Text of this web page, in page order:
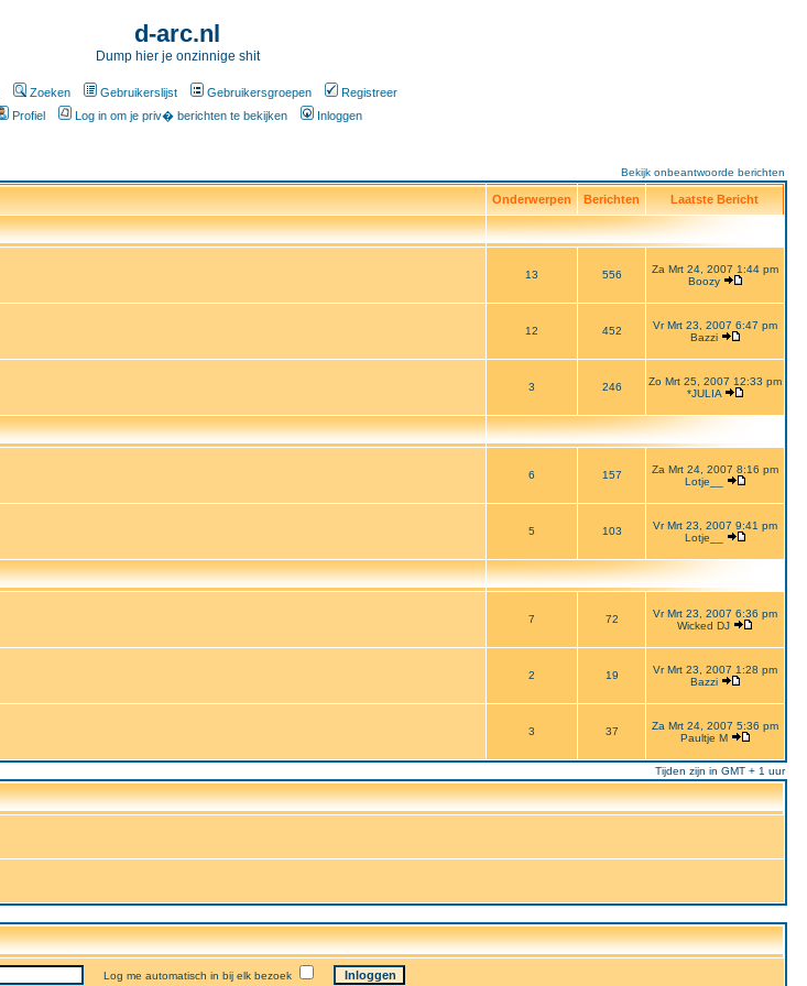
d-arc.nl
Dump hier je onzinnige shit
Zoeken Gebruikerslijst Gebruikersgroepen
Registreer
Profiel
Log in om je priv� berichten te bekijken Inloggen
Bekijk onbeantwoorde berichten
Onderwerpen Berichten Laatste Bericht
13 556
Za Mrt 24, 2007 1:44 pm
Boozy
12 452
Vr Mrt 23, 2007 6:47 pm
Bazzi
3 246
Zo Mrt 25, 2007 12:33 pm
*JULIA
6 157
Za Mrt 24, 2007 8:16 pm
Lotje__
5 103
Vr Mrt 23, 2007 9:41 pm
Lotje__
7 72
Vr Mrt 23, 2007 6:36 pm
Wicked DJ
2 19
Vr Mrt 23, 2007 1:28 pm
Bazzi
3 37
Za Mrt 24, 2007 5:36 pm
Paultje M
Tijden zijn in GMT + 1 uur
Log me automatisch in bij elk bezoek